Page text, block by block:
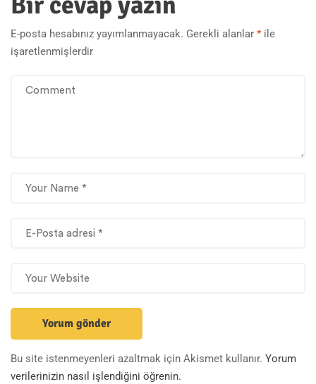
E-posta hesabınız yayımlanmayacak. Gerekli alanlar *ile
işaretlenmişlerdir
Bu site istenmeyenleri azaltmak için Akismet kullanır. Yorum
verilerinizin nasıl işlendiğini öğrenin.